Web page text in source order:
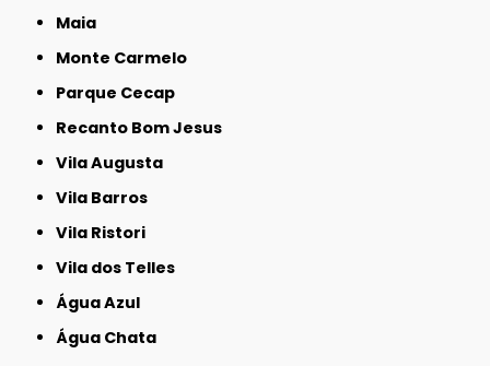
Maia
Monte Carmelo
Parque Cecap
Recanto Bom Jesus
Vila Augusta
Vila Barros
Vila Ristori
Vila dos Telles
Água Azul
Água Chata